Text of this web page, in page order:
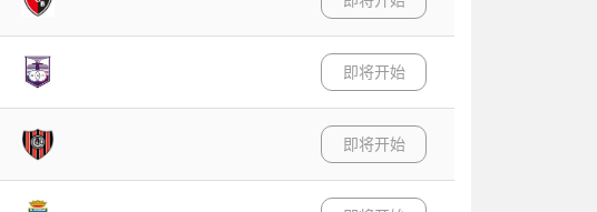
即将开始
即将开始